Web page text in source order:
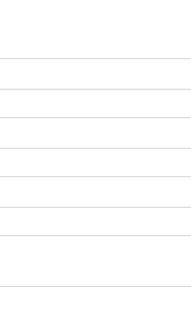
red por defecto; lenguaje; interfaces
aquellos de perfeccionamiento
mínima de aprobación.
el Consulado Chileno en el país
a:
el plan de estudios de cada
de dinámicas neurales,